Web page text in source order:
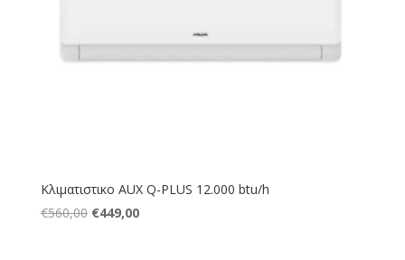
Κλιματιστικο AUX Q-PLUS 12.000 btu/h
€560,00 Original
€449,00Η